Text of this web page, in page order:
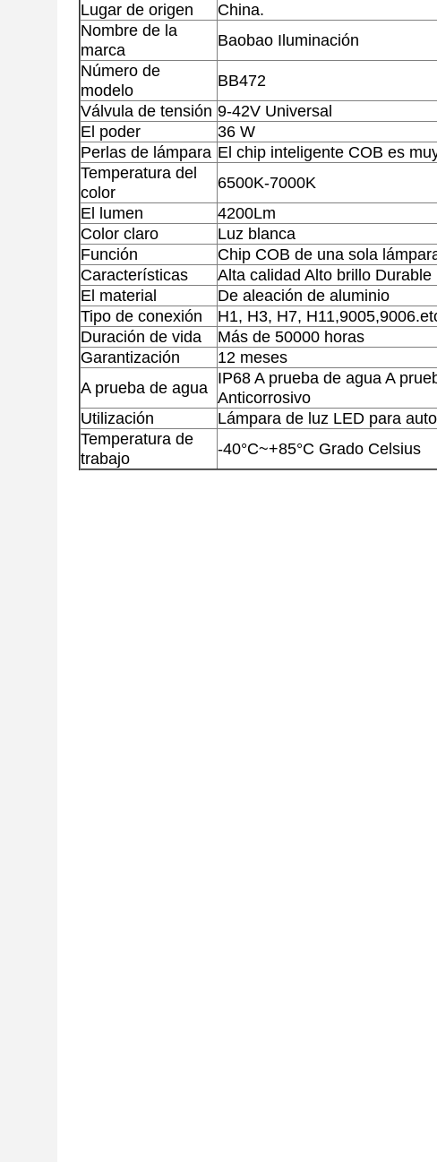
Lugar de origen
China.
Nombre de la
marca
Baobao Iluminación
Número de
modelo
BB472
Válvula de tensión 9-42V Universal
El poder
36 W
Perlas de lámpara El chip inteligente COB es
Temperatura del
color
6500K-7000K
El lumen
4200Lm
Color claro
Luz blanca
Función
Chip COB de una sola
Características
Alta calidad Alto brillo Durable
El material
De aleación de aluminio
Tipo de conexión
H1, H3, H7,
Duración de vida
Más de 50000 horas
Garantización
12 meses
A prueba de agua
IP68 A prueba de agua A
Anticorrosivo
Utilización
Lámpara de luz LED para
Temperatura de
trabajo
-40°C~+85°C Grado Celsius